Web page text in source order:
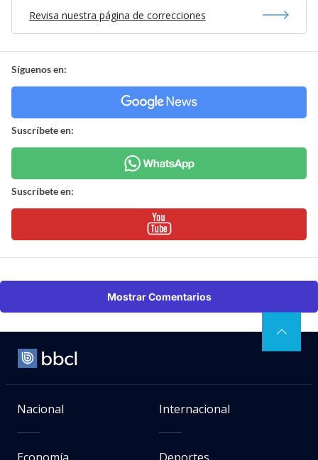
Revisa nuestra página de correcciones
Síguenos en:
Suscríbete en:
Suscríbete en:
Mostrar Comentarios
Nacional Internacional